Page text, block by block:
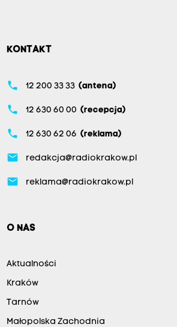
KONTAKT
phone 12 200 33 33 (antena)
phone 12 630 60 00 (recepcja)
phone 12 630 62 06 (reklama)
email redakcja@radiokrakow.pl
email reklama@radiokrakow.pl
O NAS
Aktualności
Kraków
Tarnów
Małopolska Zachodnia